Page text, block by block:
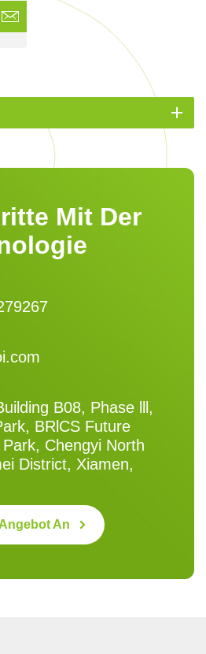
Mit Der
B08, Phase lll,
BRlCS Future
Chengyi North
District, Xiamen,
An